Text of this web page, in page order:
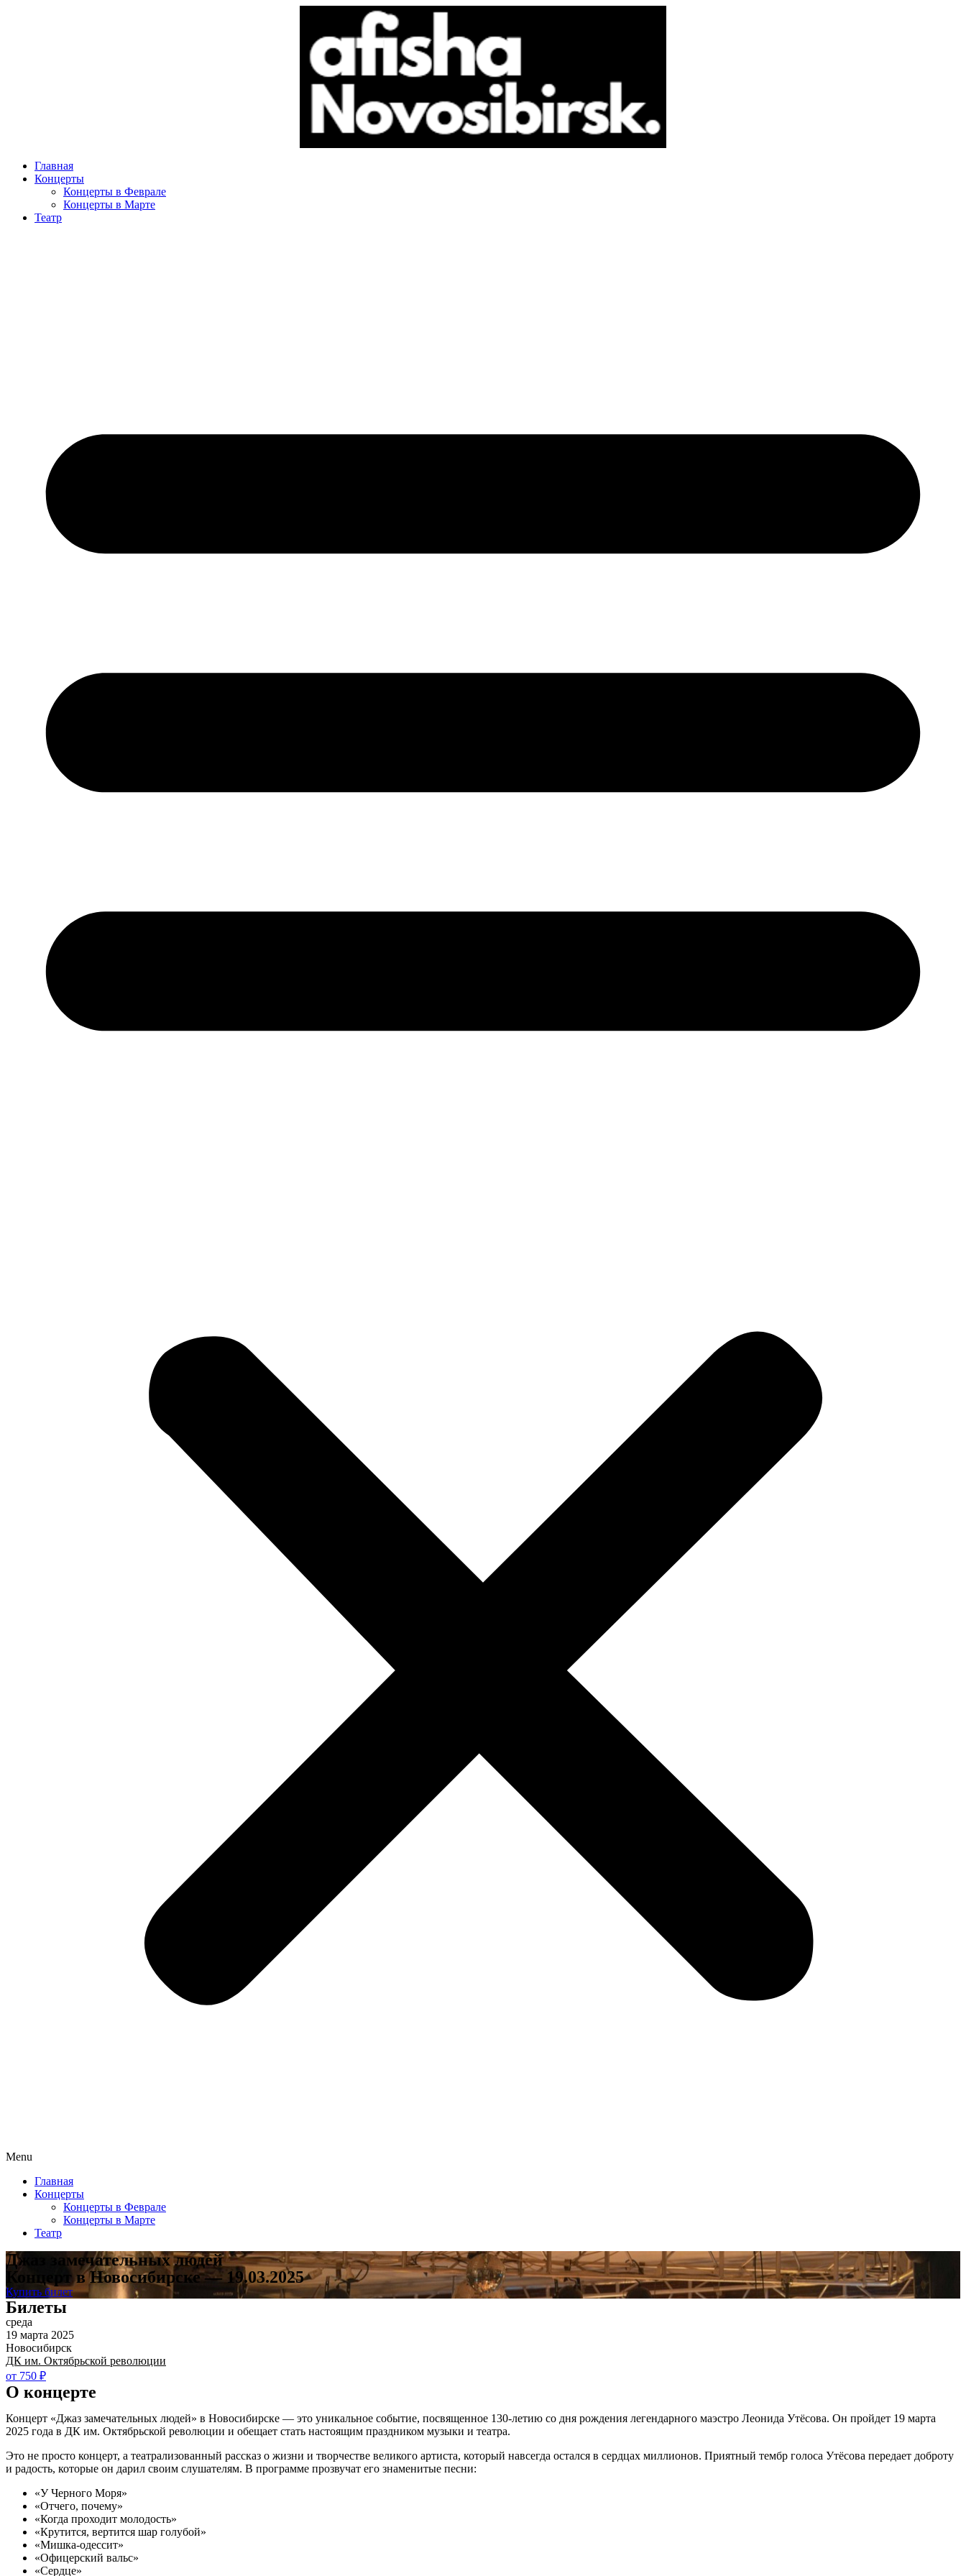
Главная
Концерты
Концерты в Феврале
Концерты в Марте
Театр
Menu
Главная
Концерты
Концерты в Феврале
Концерты в Марте
Театр
Джаз замечательных людей
Концерт в Новосибирске — 19.03.2025
Купить билет
Билеты
среда
19 марта 2025
Новосибирск
ДК им. Октябрьской революции
от 750 ₽
О концерте
Концерт «Джаз замечательных людей» в Новосибирске — это уникальное событие, посвященное 130-летию со дня рождения легендарного маэстро Леонида Утёсова. Он пройдет 19 марта
2025 года в ДК им. Октябрьской революции и обещает стать настоящим праздником музыки и театра.
Это не просто концерт, а театрализованный рассказ о жизни и творчестве великого артиста, который навсегда остался в сердцах миллионов. Приятный тембр голоса Утёсова передает доброту
и радость, которые он дарил своим слушателям. В программе прозвучат его знаменитые песни:
«У Черного Моря»
«Отчего, почему»
«Когда проходит молодость»
«Крутится, вертится шар голубой»
«Мишка-одессит»
«Офицерский вальс»
«Сердце»